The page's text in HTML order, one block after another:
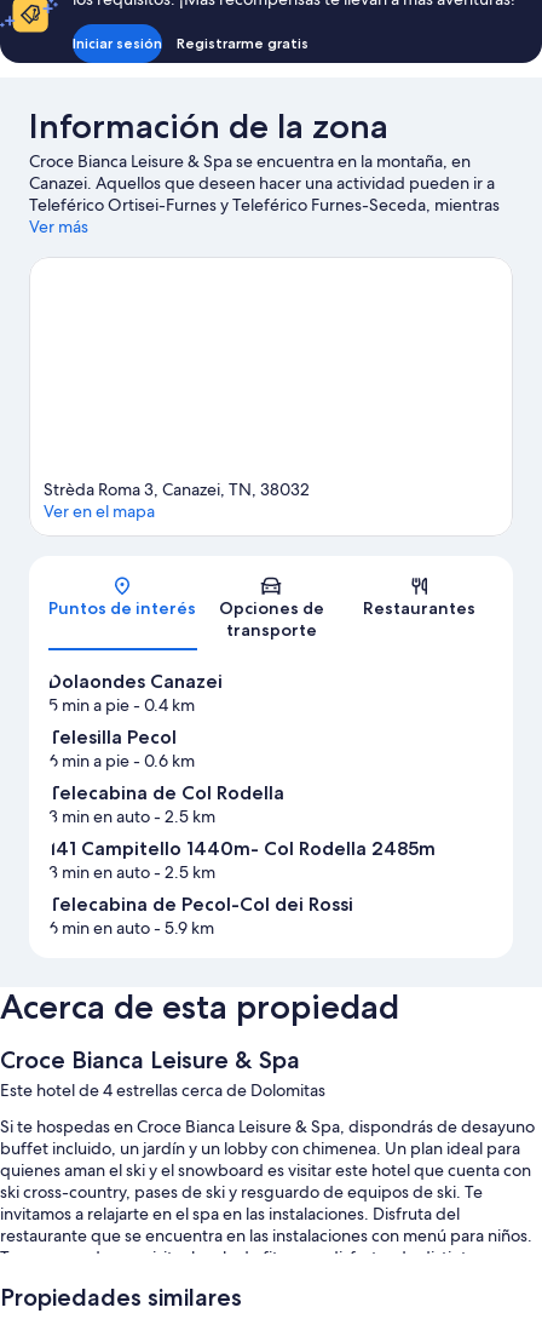
individuales
cama
doble
o
Iniciar sesión Registrarme gratis
Información de la zona
Croce Bianca Leisure & Spa se encuentra en la montaña, en
Canazei. Aquellos que deseen hacer una actividad pueden ir a
Teleférico Ortisei-Furnes y Teleférico Furnes-Seceda, mientras
que quienes quieran apreciar la belleza natural del área pueden
conocer Dolaondes Canazei y Refugio Florencia. Encontrarás
Ver más
Mapa
Strèda Roma 3, Canazei, TN, 38032
Ver en el mapa
Puntos de interés
Opciones de
transporte
Restaurantes
Dolaondes Canazei
5 min a pie- 0.4 km
Telesilla Pecol
6 min a pie- 0.6 km
Telecabina de Col Rodella
3 min en auto- 2.5 km
141 Campitello 1440m- Col Rodella 2485m
3 min en auto- 2.5 km
Telecabina de Pecol-Col dei Rossi
6 min en auto- 5.9 km
Acerca de esta propiedad
Croce Bianca Leisure & Spa
Este hotel de 4 estrellas cerca de Dolomitas
Si te hospedas en Croce Bianca Leisure & Spa, dispondrás de desayuno
buffet incluido, un jardín y un lobby con chimenea. Un plan ideal para
quienes aman el ski y el snowboard es visitar este hotel que cuenta con
ski cross-country, pases de ski y resguardo de equipos de ski. Te
invitamos a relajarte en el spa en las instalaciones. Disfruta del
restaurante que se encuentra en las instalaciones con menú para niños.
Te recomendamos visitar la sala de fitness y disfrutar de distintas
propiedad cuenta con un baño turco, un sauna y wifi gratis en la
Propiedades similares